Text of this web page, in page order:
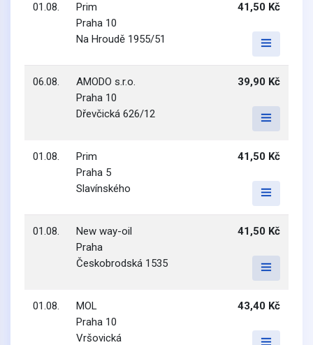
01.08.
Prim
Praha 10
Na Hroudě 1955/51
41,50 Kč
06.08.
AMODO s.r.o.
Praha 10
Dřevčická 626/12
39,90 Kč
01.08.
Prim
Praha 5
Slavínského
41,50 Kč
01.08.
New way-oil
Praha
Českobrodská 1535
41,50 Kč
01.08.
MOL
Praha 10
Vršovická
43,40 Kč